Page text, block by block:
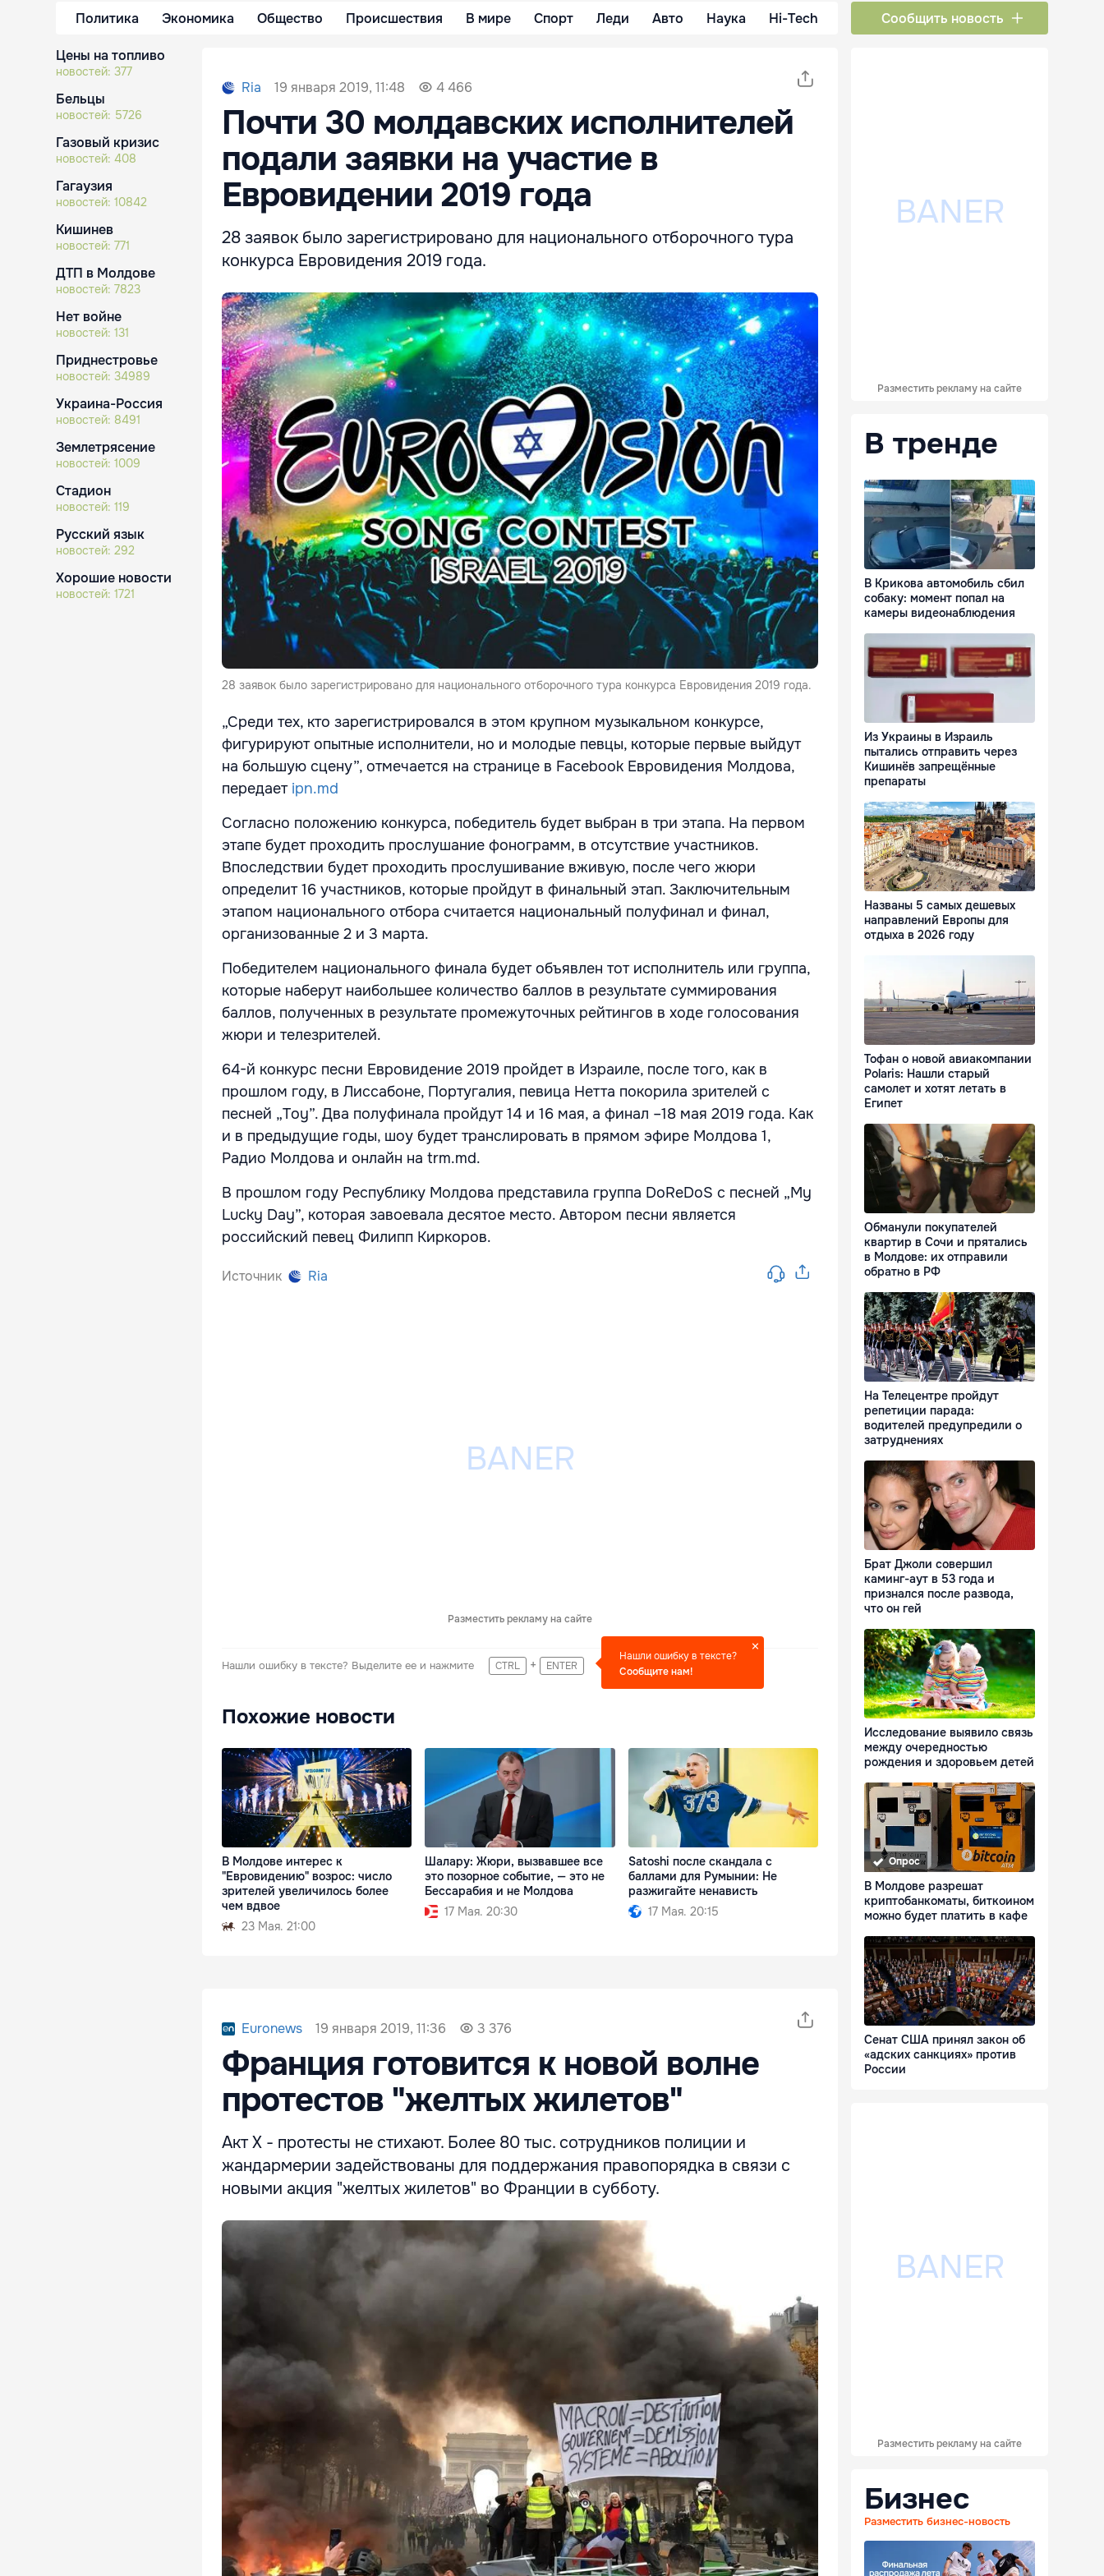
Политика Экономика Общество Происшествия В мире Спорт Леди Авто Наука Hi-Tech Сообщить новость
Цены на топливо
новостей: 377
Бельцы
новостей: 5726
Газовый кризис
новостей: 408
Гагаузия
новостей: 10842
Кишинев
новостей: 771
ДТП в Молдове
новостей: 7823
Нет войне
новостей: 131
Приднестровье
новостей: 34989
Украина-Россия
новостей: 8491
Землетрясение
новостей: 1009
Стадион
новостей: 119
Русский язык
новостей: 292
Хорошие новости
новостей: 1721
Ria 19 января 2019, 11:48 4 466
Почти 30 молдавских исполнителей
подали заявки на участие в
Евровидении 2019 года
28 заявок было зарегистрировано для национального отборочного тура
конкурса Евровидения 2019 года.
28 заявок было зарегистрировано для национального отборочного тура конкурса Евровидения 2019 года.
„Среди тех, кто зарегистрировался в этом крупном музыкальном конкурсе,
фигурируют опытные исполнители, но и молодые певцы, которые первые выйдут
на большую сцену”, отмечается на странице в Facebook Евровидения Молдова,
передает ipn.md
Согласно положению конкурса, победитель будет выбран в три этапа. На первом
этапе будет проходить прослушание фонограмм, в отсутствие участников.
Впоследствии будет проходить прослушивание вживую, после чего жюри
определит 16 участников, которые пройдут в финальный этап. Заключительным
этапом национального отбора считается национальный полуфинал и финал,
организованные 2 и 3 марта.
Победителем национального финала будет объявлен тот исполнитель или группа,
которые наберут наибольшее количество баллов в результате суммирования
баллов, полученных в результате промежуточных рейтингов в ходе голосования
жюри и телезрителей.
64-й конкурс песни Евровидение 2019 пройдет в Израиле, после того, как в
прошлом году, в Лиссабоне, Португалия, певица Нетта покорила зрителей с
песней „Toy”. Два полуфинала пройдут 14 и 16 мая, а финал –18 мая 2019 года. Как
и в предыдущие годы, шоу будет транслировать в прямом эфире Молдова 1,
Радио Молдова и онлайн на trm.md.
В прошлом году Республику Молдова представила группа DoReDoS с песней „My
Lucky Day”, которая завоевала десятое место. Автором песни является
российский певец Филипп Киркоров.
Источник Ria
Разместить рекламу на сайте
Нашли ошибку в тексте? Выделите ее и нажмите CTRL + ENTER
Нашли ошибку в тексте?
Сообщите нам!
Похожие новости
В Молдове интерес к
"Евровидению" возрос: число
зрителей увеличилось более
чем вдвое
23 Мая. 21:00
Шалару: Жюри, вызвавшее все
это позорное событие, — это не
Бессарабия и не Молдова
17 Мая. 20:30
Satoshi после скандала с
баллами для Румынии: Не
разжигайте ненависть
17 Мая. 20:15
Euronews 19 января 2019, 11:36 3 376
Франция готовится к новой волне
протестов "желтых жилетов"
Акт Х - протесты не стихают. Более 80 тыс. сотрудников полиции и
жандармерии задействованы для поддержания правопорядка в связи с
новыми акция "желтых жилетов" во Франции в субботу.
Разместить рекламу на сайте
В тренде
В Крикова автомобиль сбил
собаку: момент попал на
камеры видеонаблюдения
Из Украины в Израиль
пытались отправить через
Кишинёв запрещённые
препараты
Названы 5 самых дешевых
направлений Европы для
отдыха в 2026 году
Тофан о новой авиакомпании
Polaris: Нашли старый
самолет и хотят летать в
Египет
Обманули покупателей
квартир в Сочи и прятались
в Молдове: их отправили
обратно в РФ
На Телецентре пройдут
репетиции парада:
водителей предупредили о
затруднениях
Брат Джоли совершил
каминг-аут в 53 года и
признался после развода,
что он гей
Исследование выявило связь
между очередностью
рождения и здоровьем детей
Опрос
В Молдове разрешат
криптобанкоматы, биткоином
можно будет платить в кафе
Сенат США принял закон об
«адских санкциях» против
России
Разместить рекламу на сайте
Бизнес
Разместить бизнес-новость